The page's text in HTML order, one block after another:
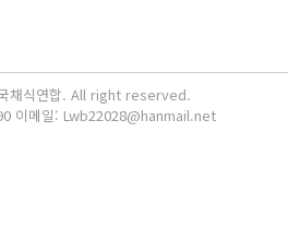
채식연합. All right reserved.
이메일: Lwb22028@hanmail.net